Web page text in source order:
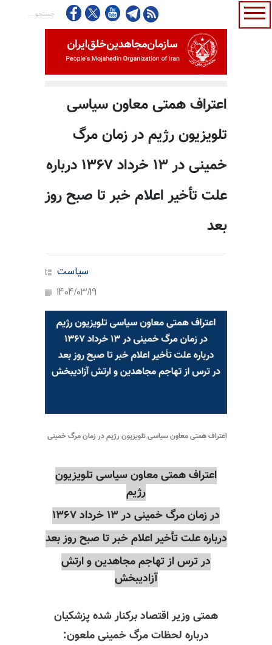
اعتراف همتی معاون سیاسی
تلویزیون رژیم در زمان مرگ
خمینی در ۱۳ خرداد ۱۳۶۷ درباره
علت تأخیر اعلام خبر تا صبح روز
بعد
سیاست
1404/03/19
اعتراف همتی معاون سیاسی تلویزیون رژیم در زمان مرگ خمینی
اعتراف همتی معاون سیاسی تلویزیون
رژیم
در زمان مرگ خمینی در ۱۳ خرداد ۱۳۶۷
درباره علت تأخیر اعلام خبر تا صبح روز بعد
در ترس از تهاجم مجاهدین و ارتش
آزادیبخش
همتی وزیر اقتصاد برکنار شده پزشکیان
درباره لحظات مرگ خمینی ملعون: